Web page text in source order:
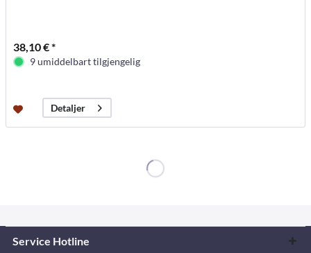
38,10 € *
9 umiddelbart tilgjengelig
Detaljer
Service Hotline